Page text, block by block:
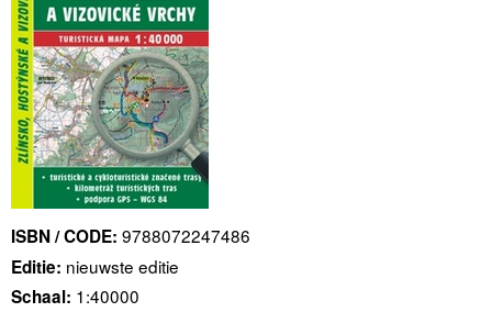
ISBN / CODE: 9788072247486
Editie: nieuwste editie
Schaal: 1:40000